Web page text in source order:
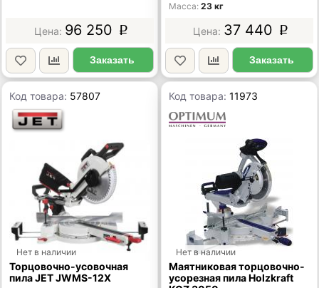
96 250 p
Заказать
Масса 23 кг
37 440 p
Заказать
Код товара: 57807
Нет в наличии
Торцовочно-усовочная
пила JET JWMS-12X
Код товара:11973
Нет в наличии
Маятниковая торцовочно-
усорезная пила Holzkraft